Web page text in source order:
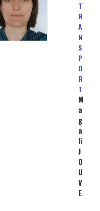
T
R
A
N
S
P
O
R
T
M
a
g
a
li
J
O
U
V
E